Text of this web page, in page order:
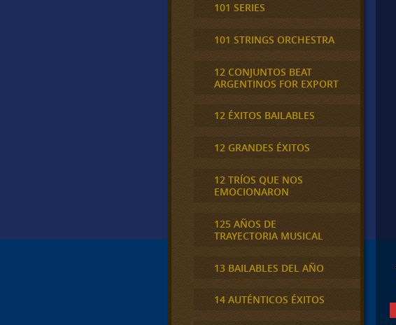
101 SERIES
101 STRINGS ORCHESTRA
12 CONJUNTOS BEAT
ARGENTINOS FOR EXPORT
12 ÉXITOS BAILABLES
12 GRANDES ÉXITOS
12 TRÍOS QUE NOS
EMOCIONARON
125 AÑOS DE
TRAYECTORIA MUSICAL
13 BAILABLES DEL AÑO
14 AUTÉNTICOS ÉXITOS